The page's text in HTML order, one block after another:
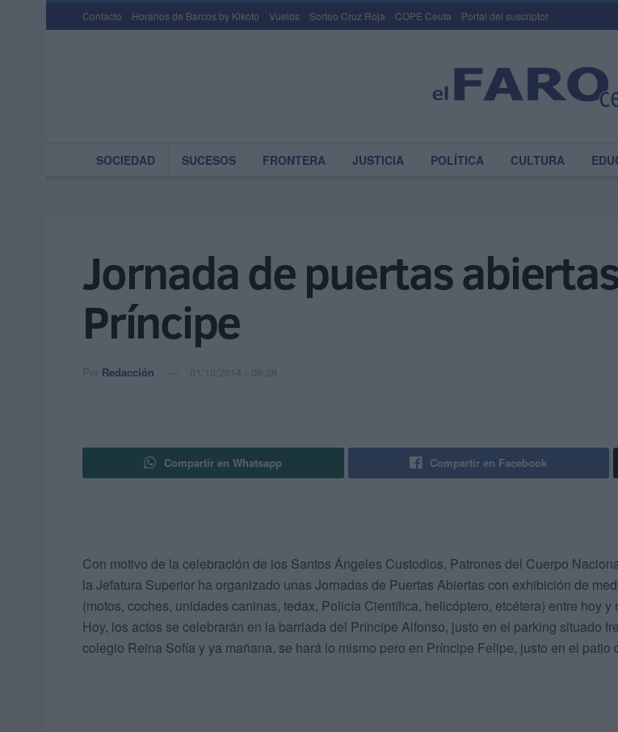
Contacto Horarios de Barcos by Kikoto Vuelos Sorteo Cruz Roja COPE Ceuta Portal del suscriptor
SOCIEDAD SUCESOS FRONTERA JUSTICIA POLÍTICA CULTURA
Jornada de puertas
Príncipe
Por Redacción 01/10/2014 - 09:28
Compartir en Whatsapp Compartir en Facebook
Con motivo de la celebración de los Santos Ángeles Custodios, Patrones del Cuerpo
la Jefatura Superior ha organizado unas Jornadas de Puertas Abiertas con exhibición de
(motos, coches, unidades caninas, tedax, Policía Científica, helicóptero, etcétera) entre hoy y
Hoy, los actos se celebrarán en la barriada del Príncipe Alfonso, justo en el parking situado
colegio Reina Sofía y ya mañana, se hará lo mismo pero en Príncipe Felipe, justo en el patio